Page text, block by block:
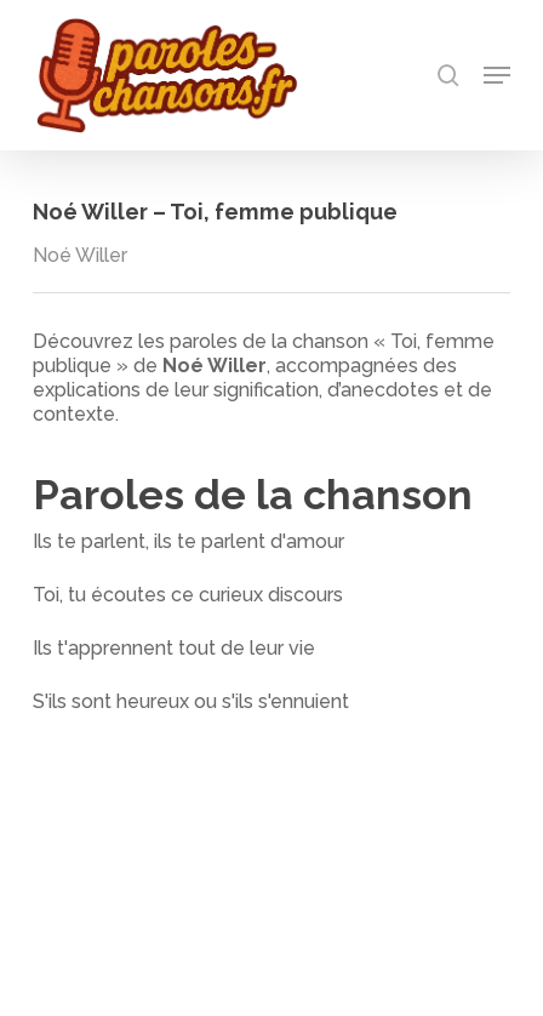
main
content
Menu
Noé Willer – Toi, femme publique
Noé Willer
Découvrez les paroles de la chanson « Toi, femme
publique » de Noé Willer, accompagnées des
explications de leur signification, d’anecdotes et de
contexte.
Paroles de la chanson
Ils te parlent, ils te parlent d'amour
Toi, tu écoutes ce curieux discours
Ils t'apprennent tout de leur vie
S'ils sont heureux ou s'ils s'ennuient
Close